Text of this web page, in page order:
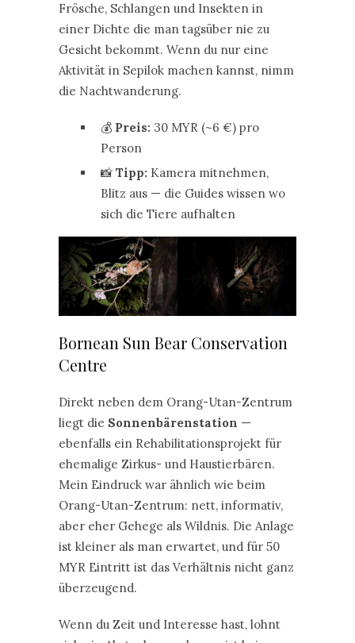
Frösche, Schlangen und Insekten in
einer Dichte die man tagsüber nie zu
Gesicht bekommt. Wenn du nur eine
Aktivität in Sepilok machen kannst, nimm
die Nachtwanderung.
💰 Preis: 30 MYR (~6 €) pro
Person
📸 Tipp: Kamera mitnehmen,
Blitz aus — die Guides wissen wo
sich die Tiere aufhalten
Bornean Sun Bear Conservation
Centre
Direkt neben dem Orang-Utan-Zentrum
liegt die Sonnenbärenstation —
ebenfalls ein Rehabilitationsprojekt für
ehemalige Zirkus- und Haustierbären.
Mein Eindruck war ähnlich wie beim
Orang-Utan-Zentrum: nett, informativ,
aber eher Gehege als Wildnis. Die Anlage
ist kleiner als man erwartet, und für 50
MYR Eintritt ist das Verhältnis nicht ganz
überzeugend.
Wenn du Zeit und Interesse hast, lohnt